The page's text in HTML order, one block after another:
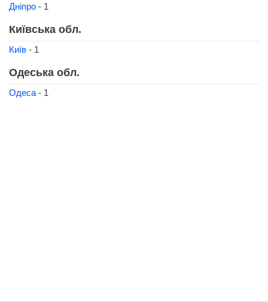
Дніпро - 1
Київська обл.
Київ - 1
Одеська обл.
Одеса - 1